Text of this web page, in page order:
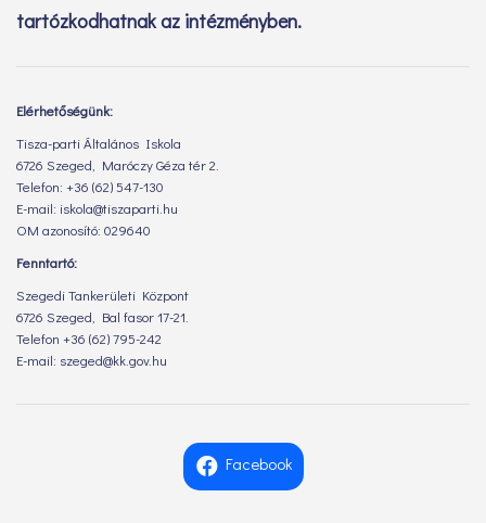
tartózkodhatnak az intézményben.
Elérhetőségünk:
Tisza-parti Általános Iskola
6726 Szeged, Maróczy Géza tér 2.
Telefon: +36 (62) 547-130
E-mail: iskola@tiszaparti.hu
OM azonosító: 029640
Fenntartó:
Szegedi Tankerületi Központ
6726 Szeged, Bal fasor 17-21.
Telefon +36 (62) 795-242
E-mail: szeged@kk.gov.hu
Facebook